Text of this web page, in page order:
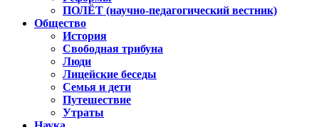
ПОЛЁТ (научно-педагогический вестник)
Общество
История
Свободная трибуна
Люди
Лицейские беседы
Семья и дети
Путешествие
Утраты